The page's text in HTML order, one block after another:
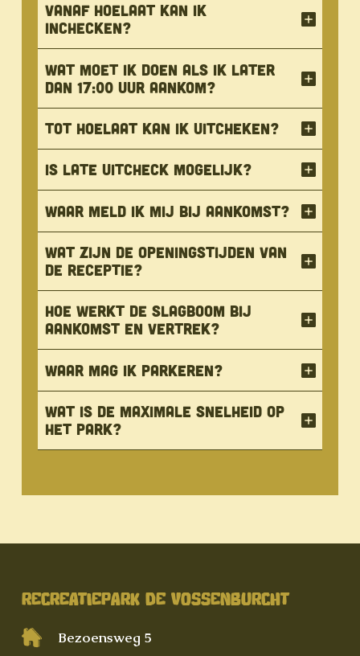
Vanaf hoelaat kan ik
inchecken?
Wat moet ik doen als ik later
dan 17:00 uur aankom?
Tot hoelaat kan ik uitcheken?
Is late uitcheck mogelijk?
Waar meld ik mij bij aankomst?
Wat zijn de openingstijden van
de receptie?
Hoe werkt de slagboom bij
aankomst en vertrek?
Waar mag ik parkeren?
Wat is de maximale snelheid op
het park?
RECREATIEPARK DE VOSSENBURCHT
Bezoensweg 5